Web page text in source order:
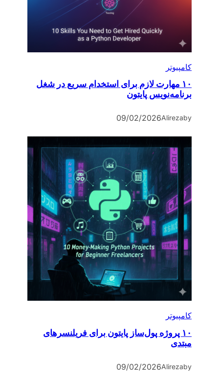
کامپیوتر
۱۰ مهارت لازم برای استخدام سریع در شغل
برنامه‌نویس پایتون
by
Alireza
09/02/2026
کامپیوتر
۱۰ پروژه پول‌ساز پایتون برای فریلنسرهای
مبتدی
by
Alireza
09/02/2026